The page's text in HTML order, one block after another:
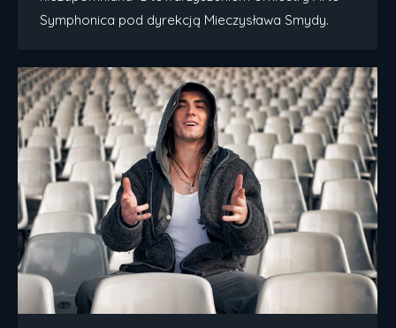
Symphonica pod dyrekcją Mieczysława Smydy.